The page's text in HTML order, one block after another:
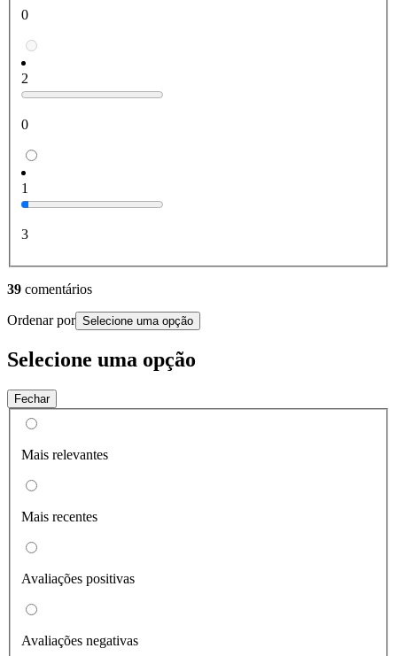
0
2
0
1
3
39 comentários
Ordenar por Selecione uma opção
Selecione uma opção
Fechar
Mais relevantes
Mais recentes
Avaliações positivas
Avaliações negativas